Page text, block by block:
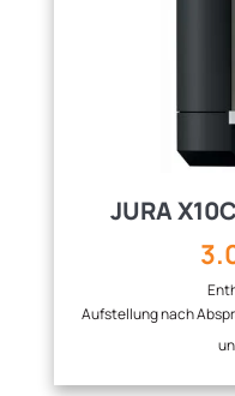
JURA
Aufstellung nach